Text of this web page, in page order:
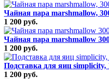
Чайная пара marshmallow,
1 200 руб.
Чайная пара marshmallow
1 200 руб.
Подставка для яиц simplicity,
1 200 руб.